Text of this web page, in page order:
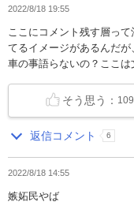
2022/8/18 19:55
ここにコメント残す層っ
てるイメージがあるんだが
車の事語らないの？ここは
そう思う： 109
返信コメント 6
2022/8/18 14:55
嫉妬民やば